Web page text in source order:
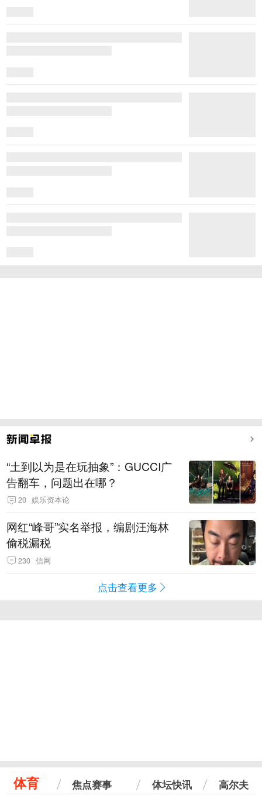
“土到以为是在玩抽象”：GUCCI广
告翻车，问题出在哪？
20 娱乐资本论
网红“峰哥”实名举报，编剧汪海林
偷税漏税
230 信网
点击查看更多
体育 焦点赛事 体坛快讯 高尔夫